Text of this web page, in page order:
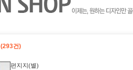
(293건)
편지지(별)